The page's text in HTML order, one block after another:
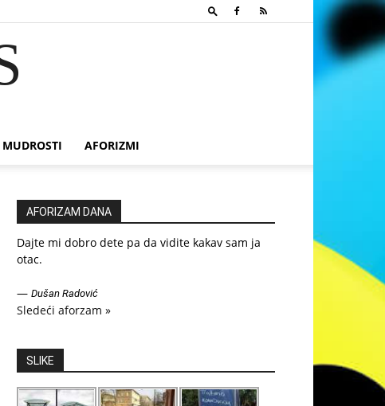
MUDROSTI AFORIZMI
AFORIZAM DANA
Dajte mi dobro dete pa da vidite kakav sam ja
otac.
— Dušan Radović
Sledeći aforzam »
SLIKE